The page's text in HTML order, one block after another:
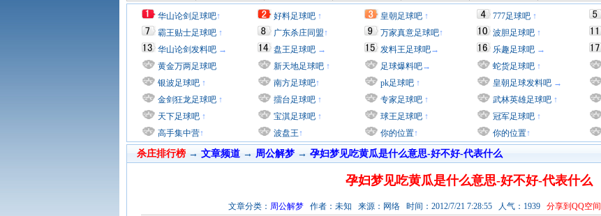
华山论剑足球吧↑
霸王贴士足球吧 ↑
华山论剑发料吧 →
黄金万两足球吧
银波足球吧 ↑
金剑狂龙足球吧 ↑
天下足球吧 ↑
高手集中营↑
好料足球吧 ↑
广东杀庄同盟↑
盘王足球吧 →
新天地足球吧 ↑
南方足球吧↑
擂台足球吧 ↑
宝淇足球吧 ↑
波盘王↑
皇朝足球吧 ↑
万家真意足球吧↑
发料王足球吧→
足球爆料吧→
pk足球吧 ↑
专家足球吧 ↑
球王足球吧 ↑
你的位置↑
777足球吧 ↑
波胆足球吧 ↑
乐趣足球吧 →
蛇货足球吧 ↑
皇朝足球发料吧 →
武林英雄足球吧 ↑
冠军足球吧 ↑
你的位置↑
杀庄排行榜 → 文章频道→ 周公解梦 → 孕妇梦见吃黄瓜是什么意思-好不好-代表什么
孕妇梦见吃黄瓜是什么意思-好不好-代表什么
文章分类： 周公解梦 作者：未知 来源：网络 时间：2012/7/21 7:28:55 人气：1939 分享到QQ空间